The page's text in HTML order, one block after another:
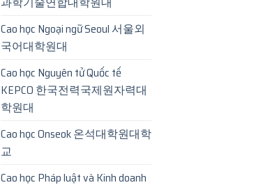
Cao học Ngoại ngữ Seoul 서울외
국어대학원대
Cao học Nguyên tử Quốc tế
KEPCO 한국전력국제원자력대
학원대
Cao học Onseok 온석대학원대학
교
Cao học Pháp luật và Kinh doanh